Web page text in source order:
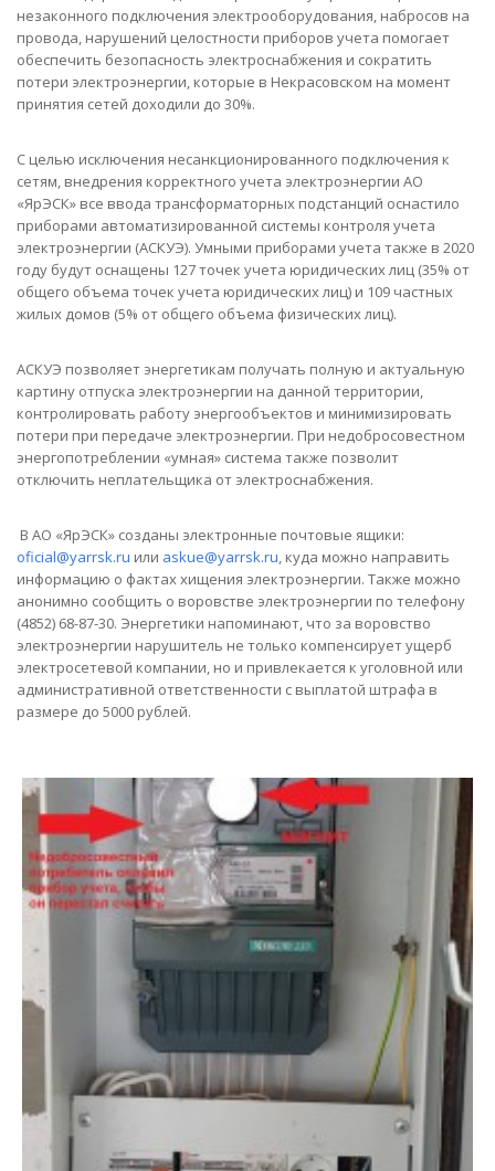
незаконного подключения электрооборудования, набросов на
провода, нарушений целостности приборов учета помогает
обеспечить безопасность электроснабжения и сократить
потери электроэнергии, которые в Некрасовском на момент
принятия сетей доходили до 30%.
С целью исключения несанкционированного подключения к
сетям, внедрения корректного учета электроэнергии АО
«ЯрЭСК» все ввода трансформаторных подстанций оснастило
приборами автоматизированной системы контроля учета
электроэнергии (АСКУЭ). Умными приборами учета также в 2020
году будут оснащены 127 точек учета юридических лиц (35% от
общего объема точек учета юридических лиц) и 109 частных
жилых домов (5% от общего объема физических лиц).
АСКУЭ позволяет энергетикам получать полную и актуальную
картину отпуска электроэнергии на данной территории,
контролировать работу энергообъектов и минимизировать
потери при передаче электроэнергии. При недобросовестном
энергопотреблении «умная» система также позволит
отключить неплательщика от электроснабжения.
В АО «ЯрЭСК» созданы электронные почтовые ящики:
oficial@yarrsk.ru или askue@yarrsk.ru , куда можно направить
информацию о фактах хищения электроэнергии. Также можно
анонимно сообщить о воровстве электроэнергии по телефону
(4852) 68-87-30. Энергетики напоминают, что за воровство
электроэнергии нарушитель не только компенсирует ущерб
электросетевой компании, но и привлекается к уголовной или
административной ответственности с выплатой штрафа в
размере до 5000 рублей.